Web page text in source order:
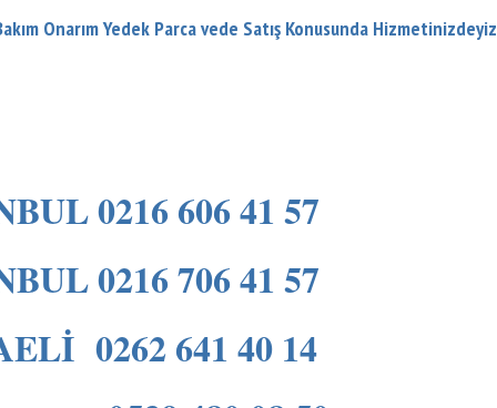
Onarım Yedek Parca vede Satış Konusunda Hizmetinizdeyiz
0216 606 41 57
0216 706 41 57
0262 641 40 14